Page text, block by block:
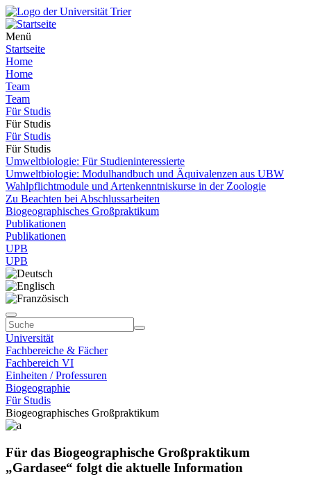
Menü
Startseite
Home
Home
Team
Team
Für Studis
Für Studis
Für Studis
Für Studis
Umweltbiologie: Für Studieninteressierte
Umweltbiologie: Modulhandbuch und Äquivalenzen aus UBW
Wahlpflichtmodule und Artenkenntniskurse in der Zoologie
Zu Beachten bei Abschlussarbeiten
Biogeographisches Großpraktikum
Publikationen
Publikationen
UPB
UPB
Universität
Fachbereiche & Fächer
Fachbereich VI
Einheiten / Professuren
Biogeographie
Für Studis
Biogeographisches Großpraktikum
Für das Biogeographische Großpraktikum
„Gardasee“ folgt die aktuelle Information